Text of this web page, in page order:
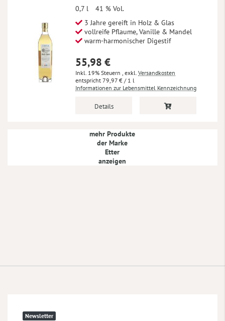
0,7 l
41 % Vol.
3 Jahre gereift in Holz & Glas
vollreife Pflaume, Vanille & Mandel
warm-harmonischer Digestif
55,98 €
Inkl. 19% Steuern , exkl. Versandkosten
79,97 € / 1 l
Informationen zur Lebensmittel Kennzeichnung
Details
mehr Produkte
der Marke
Etter
anzeigen
Newsletter